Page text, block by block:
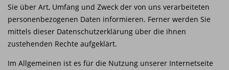
Sie über Art, Umfang und Zweck der von uns verarbeiteten
personenbezogenen Daten informieren. Ferner werden Sie
mittels dieser Datenschutzerklärung über die ihnen
zustehenden Rechte aufgeklärt.
Im Allgemeinen ist es für die Nutzung unserer Internetseite